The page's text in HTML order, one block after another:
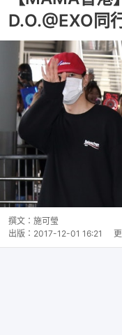
D.O.@EXO
撰文： 施可瑩
出版： 2017-12-01 16:21